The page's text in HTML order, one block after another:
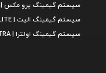
سیستم گیمینگ پرو مکس | Gaming PROMAX
سیستم گیمینگ الیت | Gaming ELITE
سیستم گیمینگ اولترا | Gaming ULTRA